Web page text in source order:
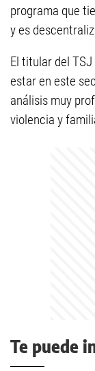
programa que
y es
El titular del TSJ
estar en este
análisis muy
violencia y
Te puede